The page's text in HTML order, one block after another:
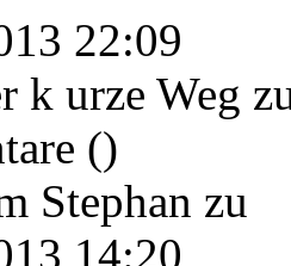
22:09
k urze Weg
()
Stephan zu
14:20